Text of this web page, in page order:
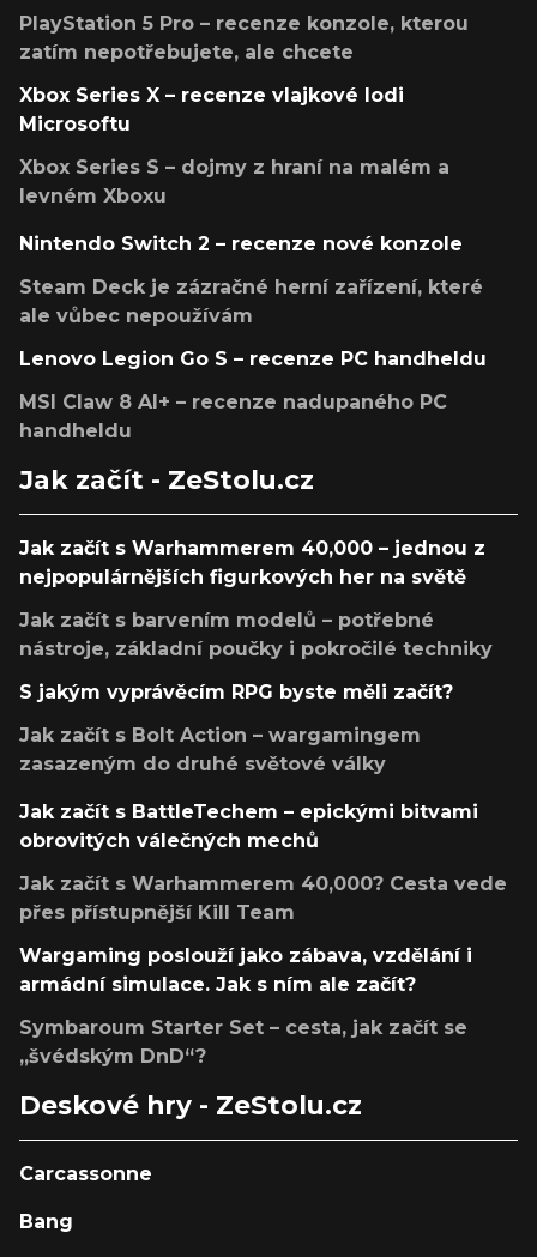
PlayStation 5 Pro – recenze konzole, kterou
zatím nepotřebujete, ale chcete
Xbox Series X – recenze vlajkové lodi
Microsoftu
Xbox Series S – dojmy z hraní na malém a
levném Xboxu
Nintendo Switch 2 – recenze nové konzole
Steam Deck je zázračné herní zařízení, které
ale vůbec nepoužívám
Lenovo Legion Go S – recenze PC handheldu
MSI Claw 8 AI+ – recenze nadupaného PC
handheldu
Jak začít - ZeStolu.cz
Jak začít s Warhammerem 40,000 – jednou z
nejpopulárnějších figurkových her na světě
Jak začít s barvením modelů – potřebné
nástroje, základní poučky i pokročilé techniky
S jakým vyprávěcím RPG byste měli začít?
Jak začít s Bolt Action – wargamingem
zasazeným do druhé světové války
Jak začít s BattleTechem – epickými bitvami
obrovitých válečných mechů
Jak začít s Warhammerem 40,000? Cesta vede
přes přístupnější Kill Team
Wargaming poslouží jako zábava, vzdělání i
armádní simulace. Jak s ním ale začít?
Symbaroum Starter Set – cesta, jak začít se
„švédským DnD“?
Deskové hry - ZeStolu.cz
Carcassonne
Bang